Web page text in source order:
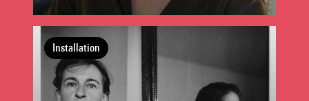
Installation